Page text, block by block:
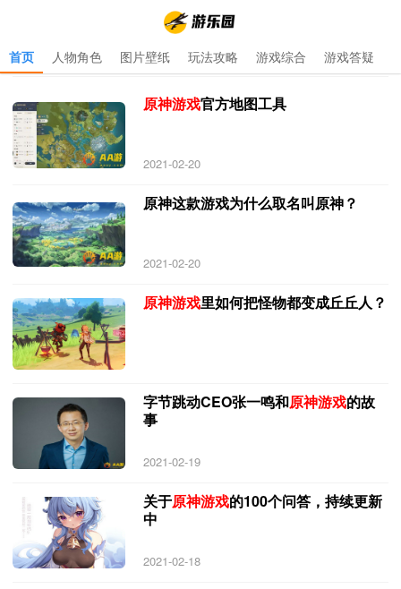
首页 人物角色 图片壁纸 玩法攻略 游戏综合 游戏答疑
首页 原神游戏 原神游戏 专题 更新于 2021-10-17
原神游戏官方地图工具
2021-02-20
原神这款游戏为什么取名叫原神？
2021-02-20
原神游戏里如何把怪物都变成丘丘人？
字节跳动CEO张一鸣和原神游戏的故
事
2021-02-19
关于原神游戏的100个问答，持续更新
中
2021-02-18